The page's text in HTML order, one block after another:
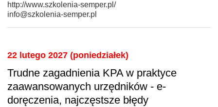
http://www.szkolenia-semper.pl/
info@szkolenia-semper.pl
22 lutego 2027 (poniedziałek)
Trudne zagadnienia KPA w praktyce
zaawansowanych urzędników - e-
doręczenia, najczęstsze błędy